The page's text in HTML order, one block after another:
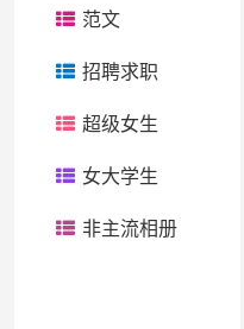
范文
招聘求职
超级女生
女大学生
非主流相册